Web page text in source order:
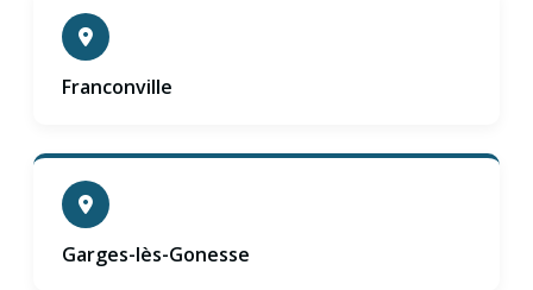
Franconville
Garges-lès-Gonesse